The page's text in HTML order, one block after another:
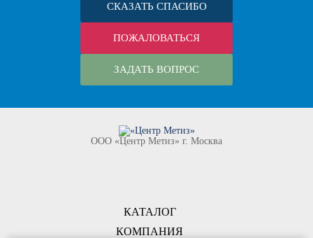
СКАЗАТЬ СПАСИБО
ПОЖАЛОВАТЬСЯ
ЗАДАТЬ ВОПРОС
КОМПАНИЯ
ООО «Центр Метиз» г. Москва
КАТАЛОГ